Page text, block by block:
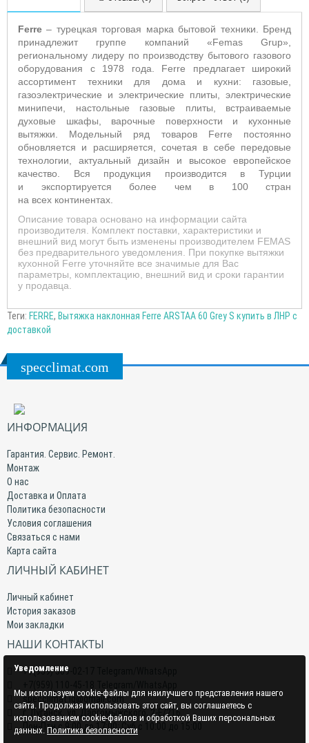
Ferre – турецкая торговая марка бытовой техники. Бренд
принадлежит группе компаний «Femas Grup»,
региональному лидеру по производству бытового газового
оборудования с 1978 года. Ferre предлагает широкий
ассортимент техники для дома и кухни: газовые,
газоэлектрические и электрические плиты, электрические
минипечи, настольные газовые плиты, встраиваемые
духовые шкафы, варочные поверхности и кухонные
вытяжки. Модельный ряд товаров Ferre постоянно
обновляется и расширяется, сочетая в себе передовые
технологии, актуальный дизайн и высокое европейское
качество. Вся продукция производится в Турции
и экспортируется более чем в 100 стран
на всех континентах.
Описание товара основано на информации сайта
производителя. Комплект поставки, характеристики и
внешний вид могут быть изменены производителем FEMAS
без предварительного уведомления. При покупке вытяжки
кухонной Ferre уточняйте все значимые для Вас
параметры, комплектацию, внешний вид и сроки гарантии
у продавца.
Теги: FERRE, Вытяжка наклонная Ferre ARSTAA 60 Grey S купить в ЛНР с
доставкой
specclimat.com
ИНФОРМАЦИЯ
Гарантия. Сервис. Ремонт.
Монтаж
О нас
Доставка и Оплата
Политика безопасности
Условия соглашения
Связаться с нами
Карта сайта
ЛИЧНЫЙ КАБИНЕТ
Личный кабинет
История заказов
Мои закладки
НАШИ КОНТАКТЫ
+7(959) 509-02-17 Telegram/WhatsApp
specclimat.lg@gmail.com
г. Луганск, ул. Даргомыжского, 2-Е/216
Пон-Птн с 9:00 до 17:00; Суб с 10:00 до 15:00
Уведомление
Мы используем cookie-файлы для наилучшего представления нашего
сайта. Продолжая использовать этот сайт, вы соглашаетесь с
использованием cookie-файлов и обработкой Ваших персональных
данных. Политика безопасности